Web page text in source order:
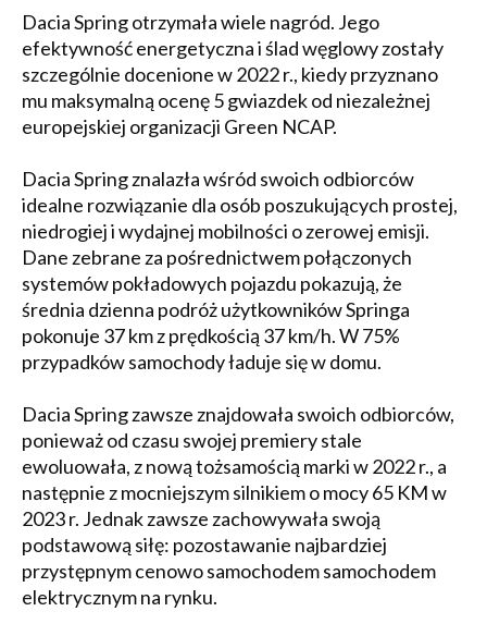
Dacia Spring otrzymała wiele nagród. Jego
efektywność energetyczna i ślad węglowy zostały
szczególnie docenione w 2022 r., kiedy przyznano
mu maksymalną ocenę 5 gwiazdek od niezależnej
europejskiej organizacji Green NCAP.
Dacia Spring znalazła wśród swoich odbiorców
idealne rozwiązanie dla osób poszukujących prostej,
niedrogiej i wydajnej mobilności o zerowej emisji.
Dane zebrane za pośrednictwem połączonych
systemów pokładowych pojazdu pokazują, że
średnia dzienna podróż użytkowników Springa
pokonuje 37 km z prędkością 37 km/h. W 75%
przypadków samochody ładuje się w domu.
Dacia Spring zawsze znajdowała swoich odbiorców,
ponieważ od czasu swojej premiery stale
ewoluowała, z nową tożsamością marki w 2022 r., a
następnie z mocniejszym silnikiem o mocy 65 KM w
2023 r. Jednak zawsze zachowywała swoją
podstawową siłę: pozostawanie najbardziej
przystępnym cenowo samochodem samochodem
elektrycznym na rynku.